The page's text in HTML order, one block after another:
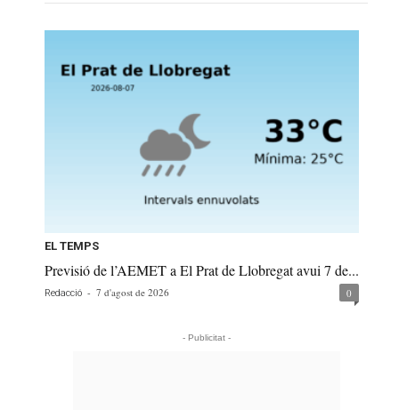
EL TEMPS
Previsió de l’AEMET a El Prat de Llobregat avui 7 de...
Redacció - 7 d'agost de 2026 0
- Publicitat -